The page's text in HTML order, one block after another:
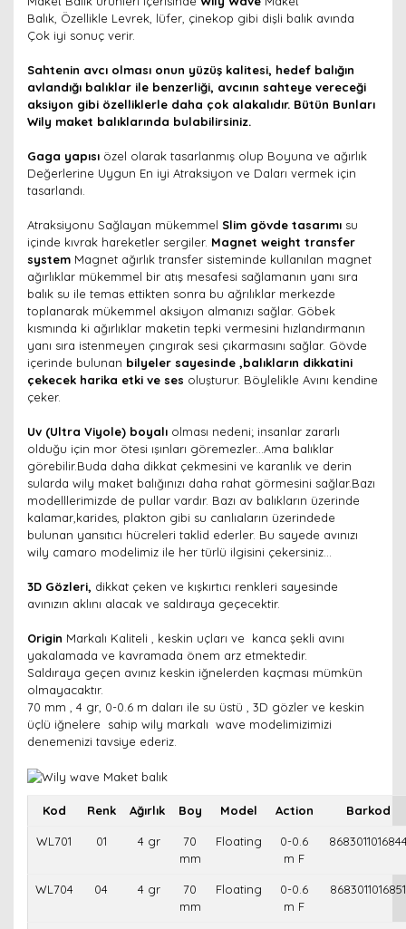
Balık, Özellikle Levrek, lüfer, çinekop gibi dişli balık avında
Çok iyi sonuç verir.
Sahtenin avcı olması onun yüzüş kalitesi, hedef balığın
avlandığı balıklar ile benzerliği, avcının sahteye vereceği
aksiyon gibi özelliklerle daha çok alakalıdır. Bütün Bunları
Wily maket balıklarında bulabilirsiniz.
Gaga yapısı özel olarak tasarlanmış olup Boyuna ve ağırlık
Değerlerine Uygun En iyi Atraksiyon ve Daları vermek için
tasarlandı.
Atraksiyonu Sağlayan mükemmel Slim gövde tasarımı su
içinde kıvrak hareketler sergiler. Magnet weight transfer
system Magnet ağırlık transfer sisteminde kullanılan magnet
ağırlıklar mükemmel bir atış mesafesi sağlamanın yanı sıra
balık su ile temas ettikten sonra bu ağrılıklar merkezde
toplanarak mükemmel aksiyon almanızı sağlar. Göbek
kısmında ki ağırlıklar maketin tepki vermesini hızlandırmanın
yanı sıra istenmeyen çıngırak sesi çıkarmasını sağlar. Gövde
içerinde bulunan bilyeler sayesinde ,balıkların dikkatini
çekecek harika etki ve ses oluşturur. Böylelikle Avını kendine
çeker.
Uv (Ultra Viyole) boyalı olması nedeni; insanlar zararlı
olduğu için mor ötesi ışınları göremezler...Ama balıklar
görebilir.Buda daha dikkat çekmesini ve karanlık ve derin
sularda wily maket balığınızı daha rahat görmesini sağlar.Bazı
modelllerimizde de pullar vardır. Bazı av balıkların üzerinde
kalamar,karides, plakton gibi su canlıaların üzerindede
bulunan yansıtıcı hücreleri taklid ederler. Bu sayede avınızı
wily camaro modelimiz ile her türlü ilgisini çekersiniz...
3D Gözleri, dikkat çeken ve kışkırtıcı renkleri sayesinde
avınızın aklını alacak ve saldıraya geçecektir.
Origin Markalı Kaliteli , keskin uçları ve kanca şekli avını
yakalamada ve kavramada önem arz etmektedir.
Saldıraya geçen avınız keskin iğnelerden kaçması mümkün
olmayacaktır.
70 mm , 4 gr, 0-0.6 m daları ile su üstü , 3D gözler ve keskin
üçlü iğnelere sahip wily markalı wave modelimizimizi
denemenizi tavsiye ederiz.
Kod Renk Ağırlık Boy Model Action Barkod
WL701 01 4 gr
70
mm
Floating
0-0.6
m F
WL704 04 4 gr
70
mm
Floating
0-0.6
m F
8683011016851